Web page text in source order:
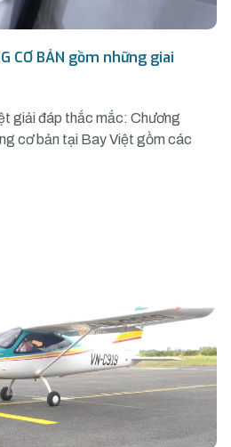
CƠ BẢN gồm những giai
giải đáp thắc mắc: Chương
cơ bản tại Bay Việt gồm các